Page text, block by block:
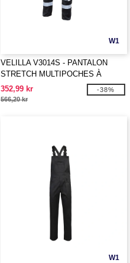
W1
VELILLA V3014S - PANTALON
STRETCH MULTIPOCHES À
BANDES REFLECHISSANTES
352,99 kr
566,20 kr
-38%
W1